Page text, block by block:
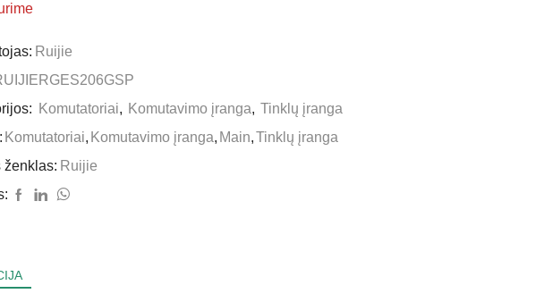
Ruijie
Komutatoriai, Komutavimo įranga, Tinklų įranga
Komutatoriai, Komutavimo įranga, Main,Tinklų įranga
ženklas: Ruijie